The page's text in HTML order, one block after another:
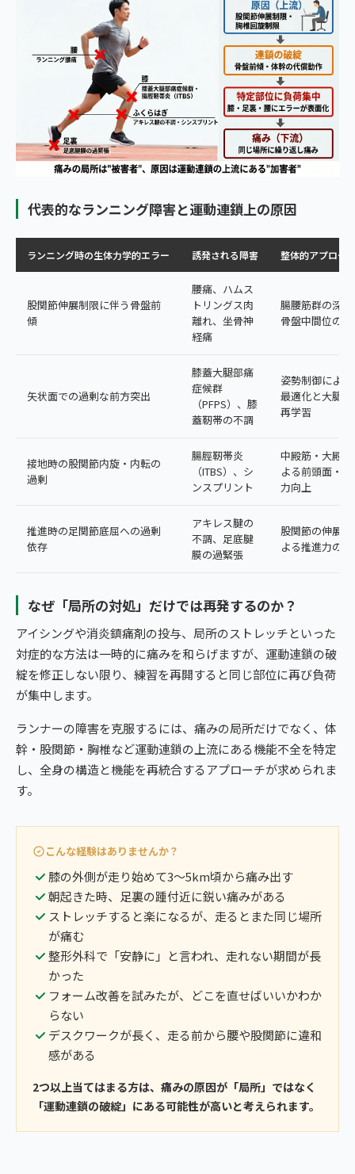
代表的なランニング障害と運動連鎖上の原因
ランニング時の生体力学的エラー 誘発される障害 整体的アプロー
股関節伸展制限に伴う骨盤前
傾
腰痛、ハムス
トリングス肉
離れ、坐骨神
経痛
腸腰筋群の深
骨盤中間位の
矢状面での過剰な前方突出
膝蓋大腿部痛
症候群
（PFPS）、膝
蓋靭帯の不調
姿勢制御によ
最適化と大腿
再学習
接地時の股関節内旋・内転の
過剰
腸脛靭帯炎
（ITBS）、シ
ンスプリント
中殿筋・大殿
よる前頭面・
力向上
推進時の足関節底屈への過剰
依存
アキレス腱の
不調、足底腱
膜の過緊張
股関節の伸展
よる推進力の
なぜ「局所の対処」だけでは再発するのか？
アイシングや消炎鎮痛剤の投与、局所のストレッチといった
対症的な方法は一時的に痛みを和らげますが、運動連鎖の破
綻を修正しない限り、練習を再開すると同じ部位に再び負荷
が集中します。
ランナーの障害を克服するには、痛みの局所だけでなく、体
幹・股関節・胸椎など運動連鎖の上流にある機能不全を特定
し、全身の構造と機能を再統合するアプローチが求められま
す。
こんな経験はありませんか？
膝の外側が走り始めて3〜5km頃から痛み出す
朝起きた時、足裏の踵付近に鋭い痛みがある
ストレッチすると楽になるが、走るとまた同じ場所
が痛む
整形外科で「安静に」と言われ、走れない期間が長
かった
フォーム改善を試みたが、どこを直せばいいかわか
らない
デスクワークが長く、走る前から腰や股関節に違和
感がある
2つ以上当てはまる方は、痛みの原因が「局所」ではなく
「運動連鎖の破綻」にある可能性が高いと考えられます。